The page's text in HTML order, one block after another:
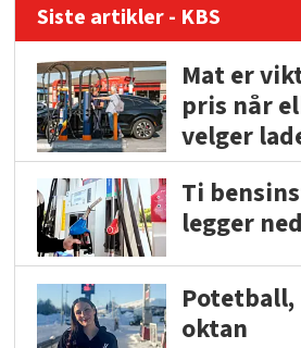
Siste artikler - KBS
Mat er
pris når
velger
Ti
legger
oktan